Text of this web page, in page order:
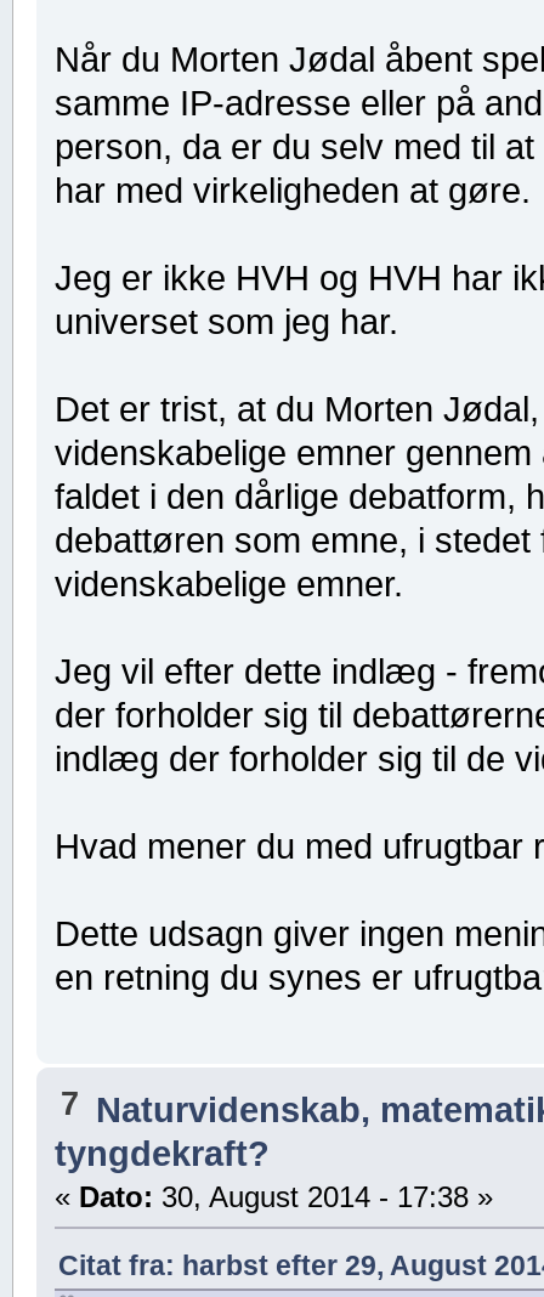
Når du Morten Jødal åbent
samme IP-adresse eller på
person, da er du selv med til
har med virkeligheden at gøre.
Jeg er ikke HVH og HVH har
universet som jeg har.
Det er trist, at du Morten
videnskabelige emner
faldet i den dårlige debatform,
debattøren som emne, i
videnskabelige emner.
Jeg vil efter dette indlæg -
der forholder sig til
indlæg der forholder sig til de
Hvad mener du med ufrugtbar
Dette udsagn giver ingen
en retning du synes er
7 Naturvidenskab,
tyngdekraft?
« Dato: 30, August 2014 - 17:38 »
Citat fra: harbst efter 29, August